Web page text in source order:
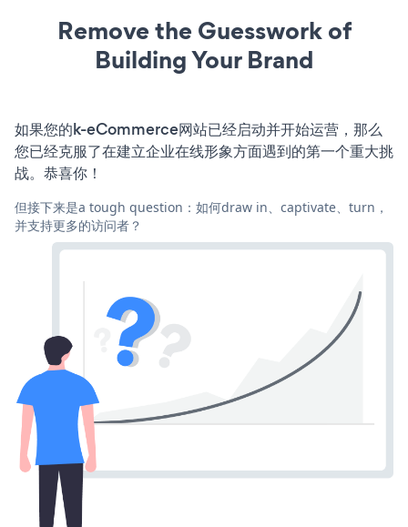
Remove the Guesswork of
Building Your Brand
如果您的k-eCommerce网站已经启动并开始运营，那么
您已经克服了在建立企业在线形象方面遇到的第一个重大挑
战。恭喜你！
但接下来是a tough question：如何draw in、captivate、turn，
并支持更多的访问者？